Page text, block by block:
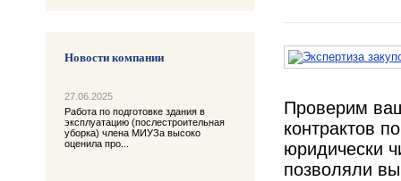
Новости компании
27.06.2025
Работа по подготовке здания в
эксплуатацию (послестроительная
уборка) члена МИУЗа высоко
оценила про...
Проверим
контрактов
юридически
позволяли